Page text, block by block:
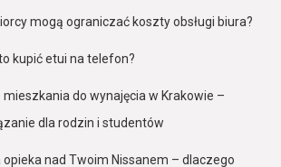
mogą ograniczać koszty obsługi biura?
kupić etui na telefon?
do wynajęcia w Krakowie –
dla rodzin i studentów
nad Twoim Nissanem – dlaczego